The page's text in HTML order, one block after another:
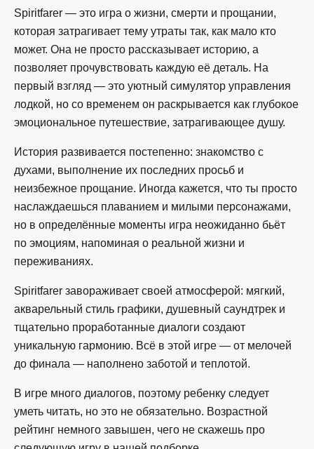
Spiritfarer — это игра о жизни, смерти и прощании,
которая затрагивает тему утраты так, как мало кто
может. Она не просто рассказывает историю, а
позволяет прочувствовать каждую её деталь. На
первый взгляд — это уютный симулятор управления
лодкой, но со временем он раскрывается как глубокое
эмоциональное путешествие, затрагивающее душу.
История развивается постепенно: знакомство с
духами, выполнение их последних просьб и
неизбежное прощание. Иногда кажется, что ты просто
наслаждаешься плаванием и милыми персонажами,
но в определённые моменты игра неожиданно бьёт
по эмоциям, напоминая о реальной жизни и
переживаниях.
Spiritfarer завораживает своей атмосферой: мягкий,
акварельный стиль графики, душевный саундтрек и
тщательно проработанные диалоги создают
уникальную гармонию. Всё в этой игре — от мелочей
до финала — наполнено заботой и теплотой.
В игре много диалогов, поэтому ребенку следует
уметь читать, но это не обязательно. Возрастной
рейтинг немного завышен, чего не скажешь про